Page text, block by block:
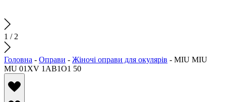
1 / 2
Головна - Оправи - Жіночі оправи для окулярів - MIU MIU
MU 01XV 1AB1O1 50